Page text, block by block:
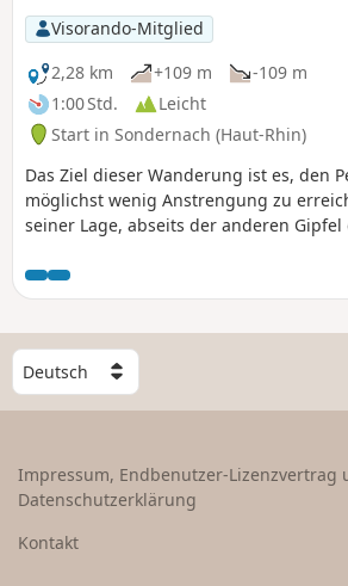
Visorando-Mitglied
2,28 km
+109 m
-109 m
1:00 Std.
Leicht
Start in Sondernach (Haut-Rhin)
Das Ziel dieser Wanderung ist es, den
möglichst wenig Anstrengung zu
seiner Lage, abseits der anderen Gipfel
W
ä
h
e
n
Impressum, Endbenutzer-Lizenzvertrag
Datenschutzerklärung
Kontakt